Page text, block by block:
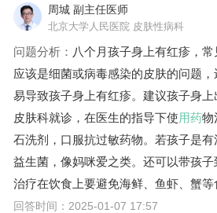
周城 副主任医师
北京大学人民医院 皮肤性病科
问题分析： 八个月孩子身上有红疹，
应该是细菌或病毒感染的皮肤的问题
易导致孩子身上有红疹。建议孩子身
皮肤科就诊，在医生的指导下使用药物
石洗剂，口服抗过敏药物。若孩子是
益生菌，像妈咪爱之类。还可以带孩
治疗在饮食上要避免海鲜、鱼虾、蟹等
回答时间：2025-01-07 17:57